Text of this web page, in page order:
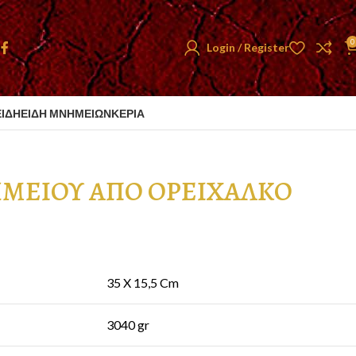
Login / Register 0
ΕΙΔΗ ΜΝΗΜΕΙΩΝΚΕΡΙΑ
ΑΠΟ ΟΡΕΙΧΑΛΚΟ
35 X 15,5 Cm
3040 gr